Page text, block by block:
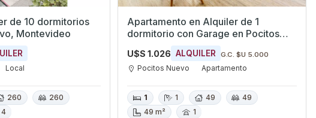
de 10 dormitorios
Montevideo
Local
260
260
4
Apartamento en Alquiler de 1
dormitorio con Garage en Pocitos
Nuevo, Montevideo
U$S 1.026 ALQUILER G.C. $U 5.000
Pocitos Nuevo Apartamento
1 1 49
49
49 m²
1